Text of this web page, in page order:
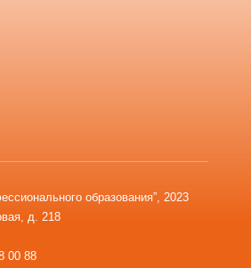
образования”, 2023
д. 218
00 88